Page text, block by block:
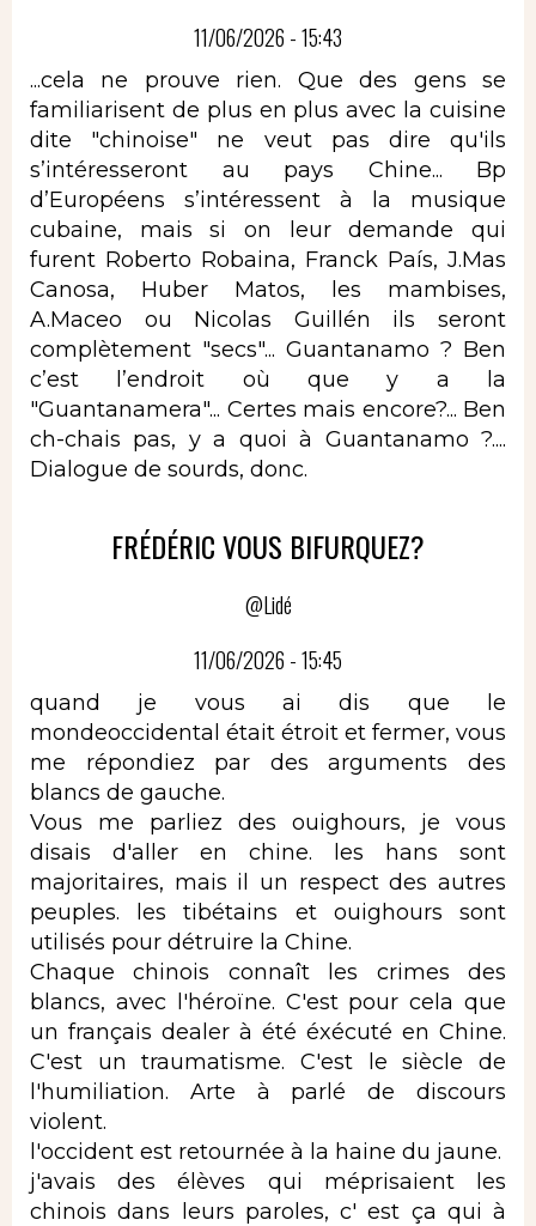
11/06/2026 - 15:43
...cela ne prouve rien. Que des gens se
familiarisent de plus en plus avec la cuisine
dite "chinoise" ne veut pas dire qu'ils
s’intéresseront au pays Chine... Bp
d’Européens s’intéressent à la musique
cubaine, mais si on leur demande qui
furent Roberto Robaina, Franck País, J.Mas
Canosa, Huber Matos, les mambises,
A.Maceo ou Nicolas Guillén ils seront
complètement "secs"... Guantanamo ? Ben
c’est l’endroit où que y a la
"Guantanamera"... Certes mais encore?... Ben
ch-chais pas, y a quoi à Guantanamo ?....
Dialogue de sourds, donc.
FRÉDÉRIC VOUS BIFURQUEZ?
@Lidé
11/06/2026 - 15:45
quand je vous ai dis que le
mondeoccidental était étroit et fermer, vous
me répondiez par des arguments des
blancs de gauche.
Vous me parliez des ouighours, je vous
disais d'aller en chine. les hans sont
majoritaires, mais il un respect des autres
peuples. les tibétains et ouighours sont
utilisés pour détruire la Chine.
Chaque chinois connaît les crimes des
blancs, avec l'héroïne. C'est pour cela que
un français dealer à été éxécuté en Chine.
C'est un traumatisme. C'est le siècle de
l'humiliation. Arte à parlé de discours
violent.
l'occident est retournée à la haine du jaune.
j'avais des élèves qui méprisaient les
chinois dans leurs paroles, c' est ça qui à